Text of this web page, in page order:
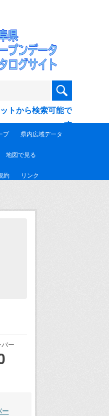
トから検索可能で
す
プ 県内広域データ
地図で見る
約 リンク
バー